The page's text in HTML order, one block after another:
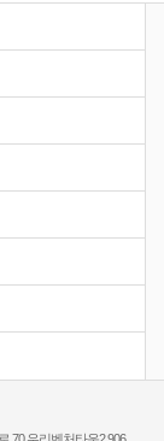
70 우리벤처타운2 906